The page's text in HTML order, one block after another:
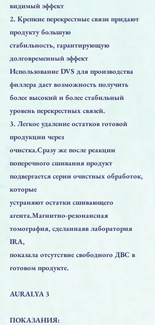
видимый эффект
2. Крепкие перекрестные связи придают
продукту большую
стабильность, гарантирующую
долговременный эффект
Использование DVS для производства
филлера дает возможность получить
более высокий и более стабильный
уровень перекрестных связей.
3. Легкое удаление остатков готовой
продукции через
очистка.Сразу же после реакции
поперечного сшивания продукт
подвергается серии очистных обработок,
которые
устраняют остатки сшивающего
агента.Магнитно-резонансная
томография, сделаннаяв лаборатория
IRA,
показала отсутствие свободного ДВС в
готовом продукте.
AURALYA 3
ПОКАЗАНИЯ: